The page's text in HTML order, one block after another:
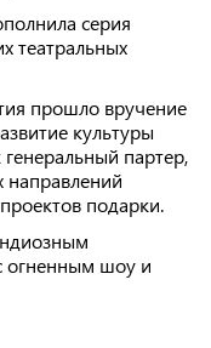
серия
театральных
прошло вручение
культуры
партер,
направлений
подарки.
огненным шоу и